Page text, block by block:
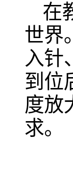
在
世界
入针
到位
度放
求。